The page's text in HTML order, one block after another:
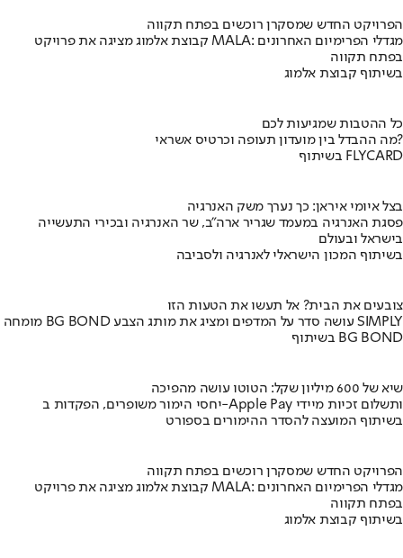
הפרויקט החדש שמסקרן רוכשים בפתח תקווה
קבוצת אלמוג מציגה את פרויקט MALA: מגדלי הפרימיום האחרונים
בפתח תקווה
בשיתוף קבוצת אלמוג
כל ההטבות שמגיעות לכם
מה ההבדל בין מועדון תעופה וכרטיס אשראי?
בשיתוף FLYCARD
בצל איומי איראן: כך נערך משק האנרגיה
פסגת האנרגיה במעמד שגריר ארה"ב, שר האנרגיה ובכירי התעשייה
בישראל ובעולם
בשיתוף המכון הישראלי לאנרגיה ולסביבה
צובעים את הבית? אל תעשו את הטעות הזו
מומחה BG BOND עושה סדר על המדפים ומציג את מותג הצבע SIMPLY
בשיתוף BG BOND
שיא של 600 מיליון שקל: הטוטו עושה מהפיכה
יחסי הימור משופרים, הפקדות ב-Apple Pay ותשלום זכיות מיידי
בשיתוף המועצה להסדר ההימורים בספורט
הפרויקט החדש שמסקרן רוכשים בפתח תקווה
קבוצת אלמוג מציגה את פרויקט MALA: מגדלי הפרימיום האחרונים
בפתח תקווה
בשיתוף קבוצת אלמוג